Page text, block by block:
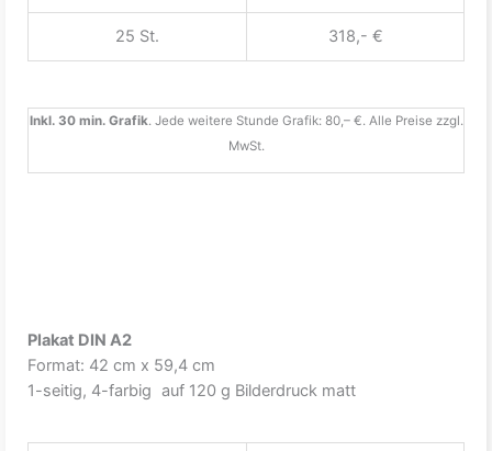
25 St. 318,- €
Inkl. 30 min. Grafik. Jede weitere Stunde Grafik: 80,– €. Alle Preise zzgl.
MwSt.
Plakat DIN A2
Format: 42 cm x 59,4 cm
1-seitig, 4-farbig auf 120 g Bilderdruck matt